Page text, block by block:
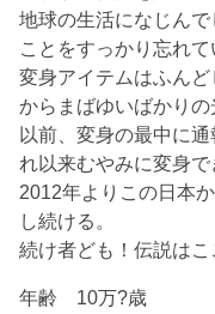
地球の生活になじん
ことをすっかり忘れて
変身アイテムはふん
からまばゆいばかりの
以前、変身の最中に
れ以来むやみに変身で
2012年よりこの日本
し続ける。
続け者ども！伝説はこ
年齢 10万?歳